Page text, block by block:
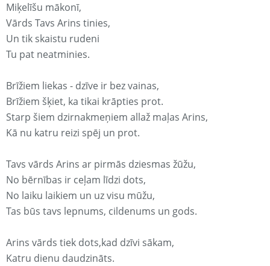
Miķelīšu mākonī,
Vārds Tavs Arins tinies,
Un tik skaistu rudeni
Tu pat neatminies.
Brīžiem liekas - dzīve ir bez vainas,
Brīžiem šķiet, ka tikai krāpties prot.
Starp šiem dzirnakmeņiem allaž maļas Arins,
Kā nu katru reizi spēj un prot.
Tavs vārds Arins ar pirmās dziesmas žūžu,
No bērnības ir ceļam līdzi dots,
No laiku laikiem un uz visu mūžu,
Tas būs tavs lepnums, cildenums un gods.
Arins vārds tiek dots,kad dzīvi sākam,
Katru dienu daudzināts.